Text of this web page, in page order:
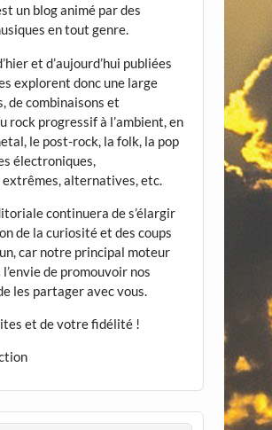
un blog animé par des
en tout genre.
et d’aujourd’hui publiées
explorent donc une large
de combinaisons et
rock progressif à l’ambient, en
le post-rock, la folk, la pop
électroniques,
alternatives, etc.
continuera de s’élargir
de la curiosité et des coups
car notre principal moteur
de promouvoir nos
les partager avec vous.
et de votre fidélité !